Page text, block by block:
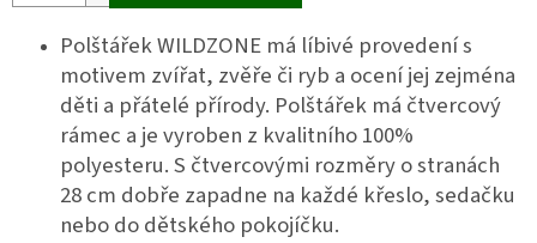
Polštářek WILDZONE má líbivé provedení s
motivem zvířat, zvěře či ryb a ocení jej zejména
děti a přátelé přírody. Polštářek má čtvercový
rámec a je vyroben z kvalitního 100%
polyesteru. S čtvercovými rozměry o stranách
28 cm dobře zapadne na každé křeslo, sedačku
nebo do dětského pokojíčku.